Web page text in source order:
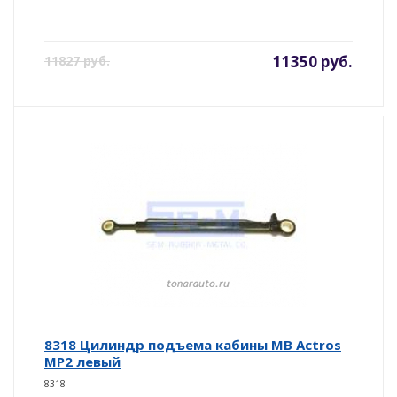
11827 руб. 11350 руб.
8318 Цилиндр подъема кабины MB Actros
MP2 левый
8318